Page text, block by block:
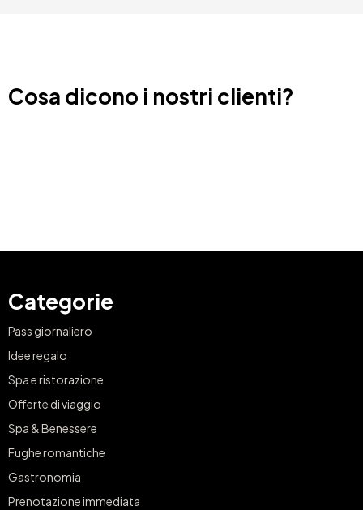
Cosa dicono i nostri clienti?
Categorie
Pass giornaliero
Idee regalo
Spa e ristorazione
Offerte di viaggio
Spa & Benessere
Fughe romantiche
Gastronomia
Prenotazione immediata